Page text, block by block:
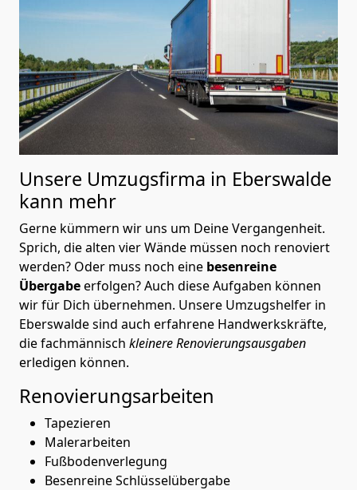
Unsere Umzugsfirma in Eberswalde
kann mehr
Gerne kümmern wir uns um Deine Vergangenheit.
Sprich, die alten vier Wände müssen noch renoviert
werden? Oder muss noch eine besenreine
Übergabeerfolgen? Auch diese Aufgaben können
wir für Dich übernehmen. Unsere Umzugshelfer in
Eberswalde sind auch erfahrene Handwerkskräfte,
die fachmännisch kleinere Renovierungsausgaben
erledigen können.
Renovierungsarbeiten
Tapezieren
Malerarbeiten
Fußbodenverlegung
Besenreine Schlüsselübergabe